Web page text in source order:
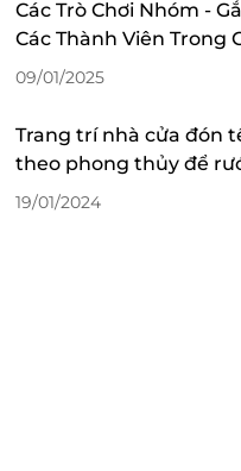
Các Trò Chơi Nhóm -
Các Thành Viên Trong
Đình Tại Tiệc Tất Niên
09/01/2025
Trang trí nhà cửa đón
theo phong thủy để
lộc
19/01/2024